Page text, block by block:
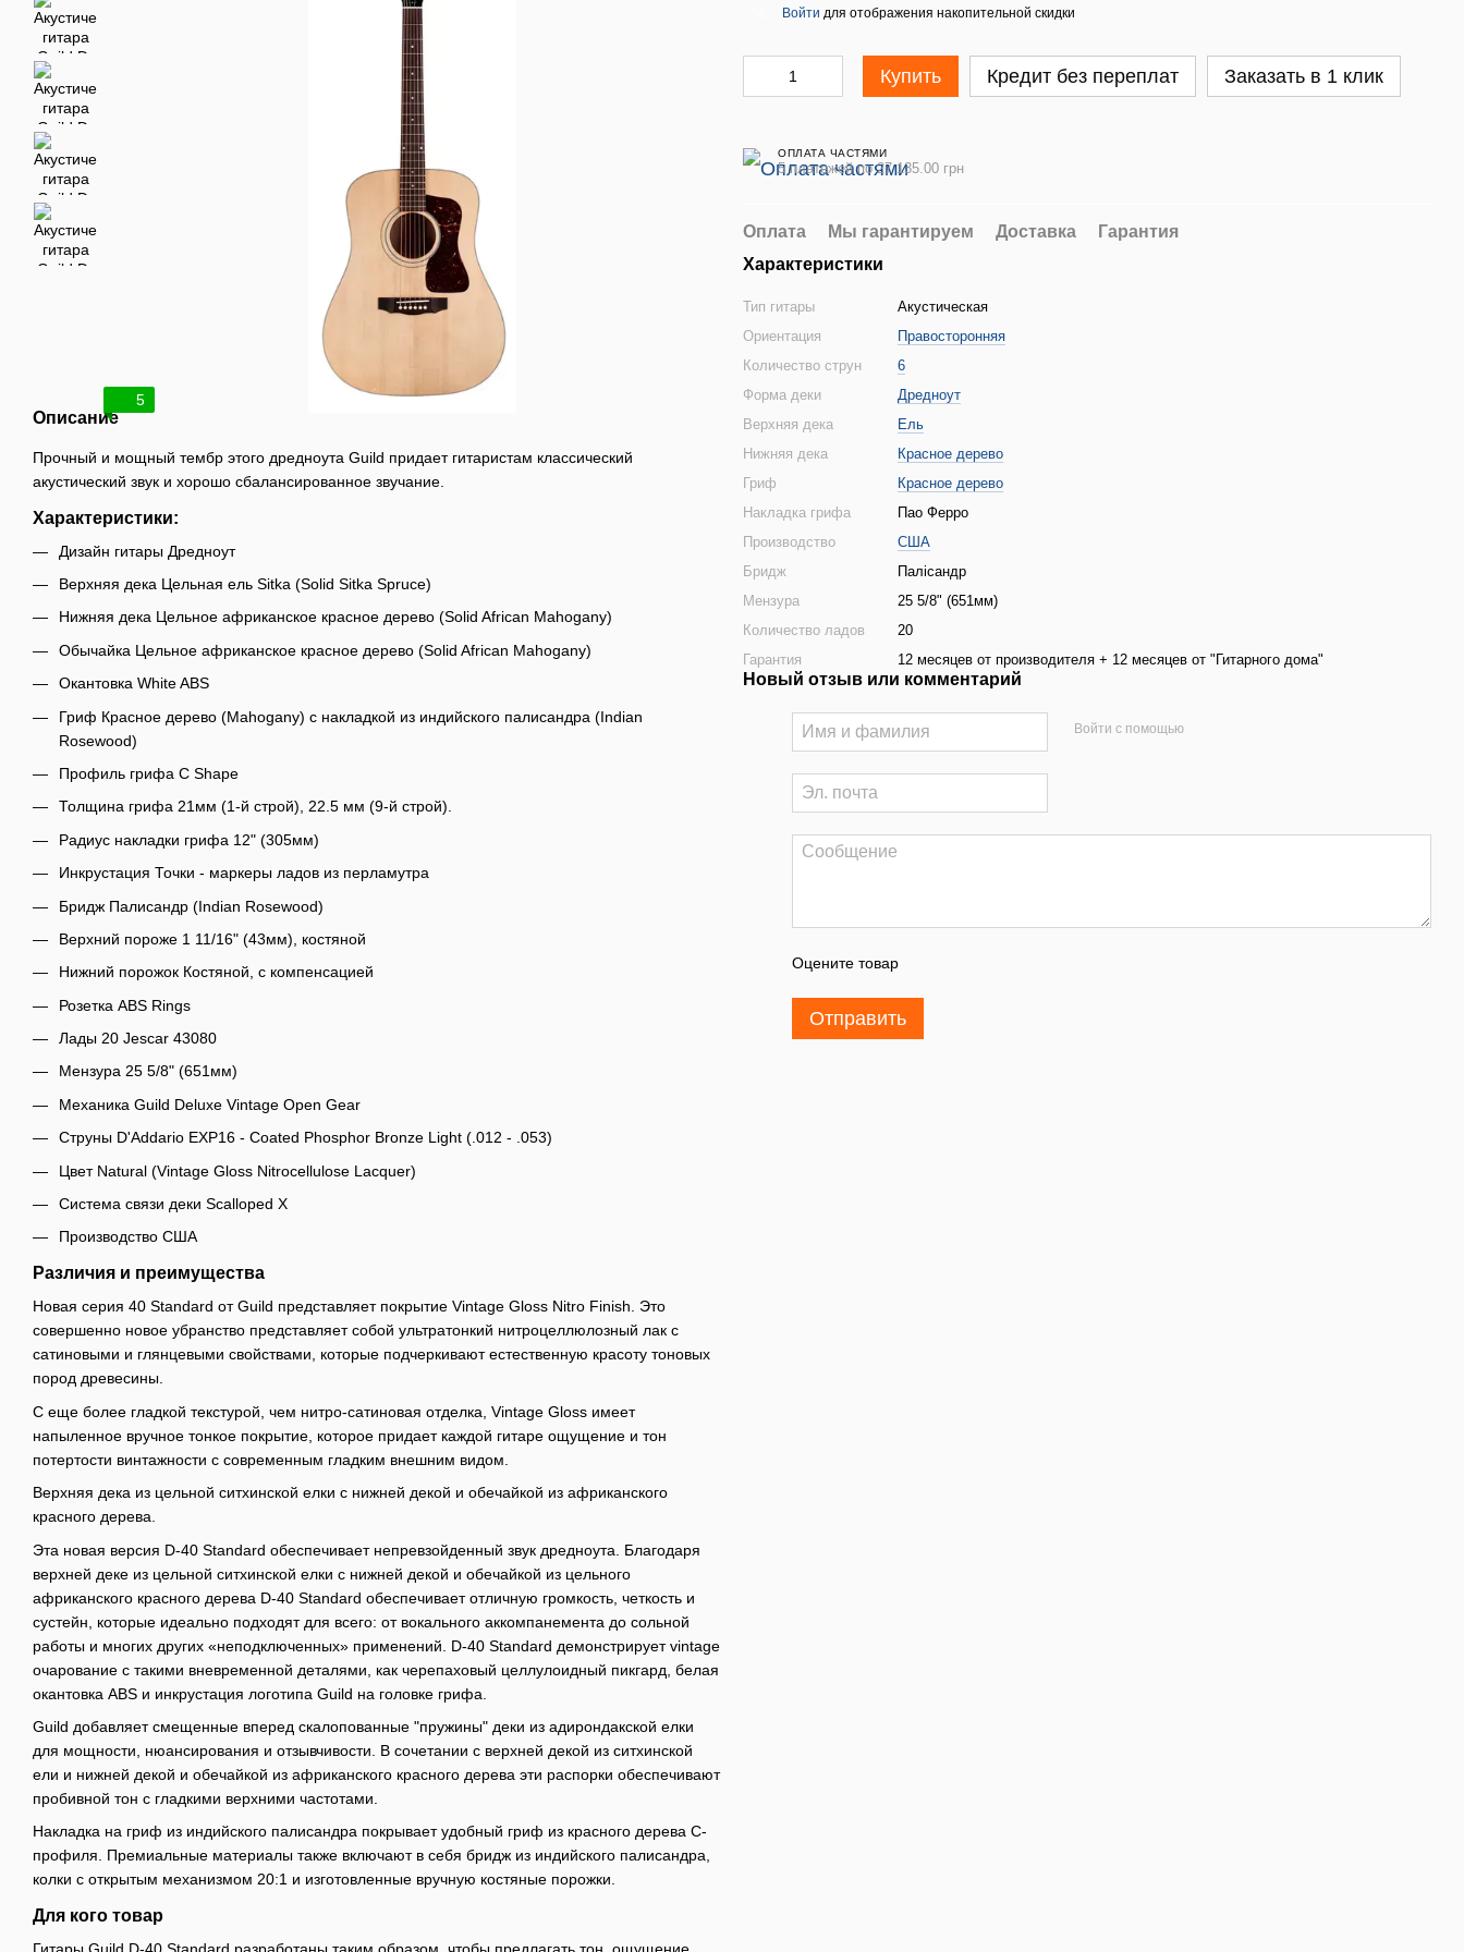
5
Описание
Прочный и мощный тембр этого дредноута Guild придает гитаристам классический
акустический звук и хорошо сбалансированное звучание.
Характеристики:
Дизайн гитары Дредноут
Верхняя дека Цельная ель Sitka (Solid Sitka Spruce)
Нижняя дека Цельное африканское красное дерево (Solid African Mahogany)
Обычайка Цельное африканское красное дерево (Solid African Mahogany)
Окантовка White ABS
Гриф Красное дерево (Mahogany) с накладкой из индийского палисандра (Indian
Rosewood)
Профиль грифа C Shape
Толщина грифа 21мм (1-й строй), 22.5 мм (9-й строй).
Радиус накладки грифа 12" (305мм)
Инкрустация Точки - маркеры ладов из перламутра
Бридж Палисандр (Indian Rosewood)
Верхний пороже 1 11/16" (43мм), костяной
Нижний порожок Костяной, с компенсацией
Розетка ABS Rings
Лады 20 Jescar 43080
Мензура 25 5/8" (651мм)
Механика Guild Deluxe Vintage Open Gear
Струны D'Addario EXP16 - Coated Phosphor Bronze Light (.012 - .053)
Цвет Natural (Vintage Gloss Nitrocellulose Lacquer)
Система связи деки Scalloped X
Производство США
Различия и преимущества
Новая серия 40 Standard от Guild представляет покрытие Vintage Gloss Nitro Finish. Это
совершенно новое убранство представляет собой ультратонкий нитроцеллюлозный лак с
сатиновыми и глянцевыми свойствами, которые подчеркивают естественную красоту тоновых
пород древесины.
С еще более гладкой текстурой, чем нитро-сатиновая отделка, Vintage Gloss имеет
напыленное вручное тонкое покрытие, которое придает каждой гитаре ощущение и тон
потертости винтажности с современным гладким внешним видом.
Верхняя дека из цельной ситхинской елки с нижней декой и обечайкой из африканского
красного дерева.
Эта новая версия D-40 Standard обеспечивает непревзойденный звук дредноута. Благодаря
верхней деке из цельной ситхинской елки с нижней декой и обечайкой из цельного
африканского красного дерева D-40 Standard обеспечивает отличную громкость, четкость и
сустейн, которые идеально подходят для всего: от вокального аккомпанемента до сольной
работы и многих других «неподключенных» применений. D-40 Standard демонстрирует vintage
очарование с такими вневременной деталями, как черепаховый целлулоидный пикгард, белая
окантовка ABS и инкрустация логотипа Guild на головке грифа.
Guild добавляет смещенные вперед скалопованные "пружины" деки из адирондакской елки
для мощности, нюансирования и отзывчивости. В сочетании с верхней декой из ситхинской
ели и нижней декой и обечайкой из африканского красного дерева эти распорки обеспечивают
пробивной тон с гладкими верхними частотами.
Накладка на гриф из индийского палисандра покрывает удобный гриф из красного дерева С-
профиля. Премиальные материалы также включают в себя бридж из индийского палисандра,
колки с открытым механизмом 20:1 и изготовленные вручную костяные порожки.
Для кого товар
Войти для отображения накопительной скидки
Купить Кредит без переплат Заказать в 1 клик
ОПЛАТА ЧАСТЯМИ
5 платежей по 27 135.00 грн
Оплата Мы гарантируем Доставка
Гарантия
Характеристики
Тип гитары
Акустическая
Ориентация
Правосторонняя
Количество струн
6
Форма деки
Дредноут
Верхняя дека
Ель
Нижняя дека
Красное дерево
Гриф
Красное дерево
Накладка грифа
Пао Ферро
Производство
США
Бридж
Палісандр
Мензура
25 5/8" (651мм)
Количество ладов
20
Гарантия
12 месяцев от производителя + 12 месяцев от "Гитарного дома"
Новый отзыв или комментарий
Войти с помощью
Оцените товар
Отправить